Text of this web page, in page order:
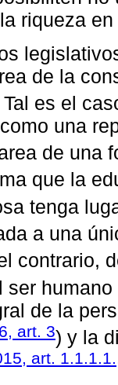
riqueza
de la
es el
una
de una
que la
tenga
a una
contrario,
ser humano
de la
art. 3) y la
art.